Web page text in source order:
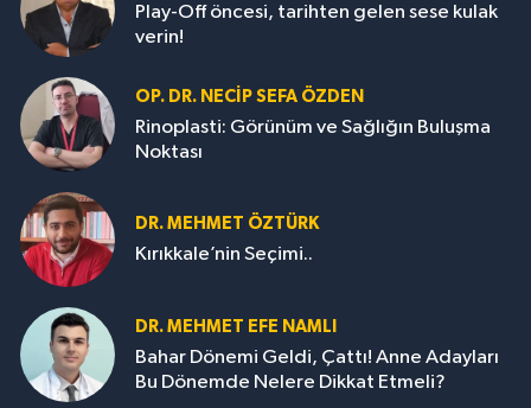
Play-Off öncesi, tarihten gelen sese kulak
verin!
OP. DR. NECIP SEFA ÖZDEN
Rinoplasti: Görünüm ve Sağlığın Buluşma
Noktası
DR. MEHMET ÖZTÜRK
Kırıkkale’nin Seçimi..
DR. MEHMET EFE NAMLI
Bahar Dönemi Geldi, Çattı! Anne Adayları
Bu Dönemde Nelere Dikkat Etmeli?